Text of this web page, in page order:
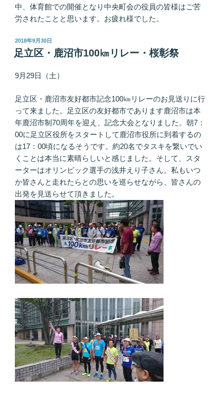
中、体育館での開催となり中央町会の役員の皆様はご苦
労されたことと思います。お疲れ様でした。
投
稿
日:
2018年9月30日
足立区・鹿沼市100㎞リレー・桜彰祭
9月29日（土）
足立区・鹿沼市友好都市記念100㎞リレーのお見送りに行
って来ました。足立区の友好都市であります鹿沼市は本
年鹿沼市制70周年を迎え、記念大会となりました。朝7：
00に足立区役所をスタートして鹿沼市役所に到着するの
は17：00頃になるそうです。約20名でタスキを繋いでい
くことは本当に素晴らしいと感じました。そして、スタ
ーターはオリンピック選手の浅井えり子さん。私もいつ
か皆さんと走れたらとの思いを巡らせながら、皆さんの
出発を見送らせて頂きました。